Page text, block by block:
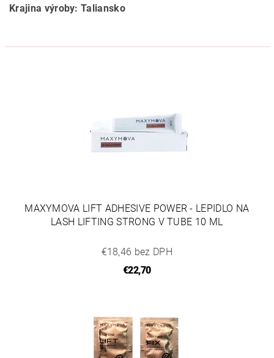
Krajina výroby: Taliansko
MAXYMOVA LIFT ADHESIVE POWER - LEPIDLO NA
LASH LIFTING STRONG V TUBE 10 ML
€18,46 bez DPH
€22,70